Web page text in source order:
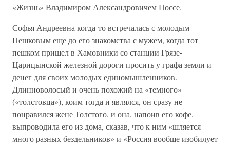
«Жизнь» Владимиром Александровичем Поссе.
Софья Андреевна когда-то встречалась с молодым
Пешковым еще до его знакомства с мужем, когда тот
пешком пришел в Хамовники со станции Грязе-
Царицынской железной дороги просить у графа земли и
денег для своих молодых единомышленников.
Длинноволосый и очень похожий на «темного»
(«толстовца»), коим тогда и являлся, он сразу не
понравился жене Толстого, и она, напоив его кофе,
выпроводила его из дома, сказав, что к ним «шляется
много разных бездельников» и «Россия вообще изобилует